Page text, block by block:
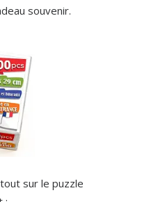
souvenir.
sur le puzzle